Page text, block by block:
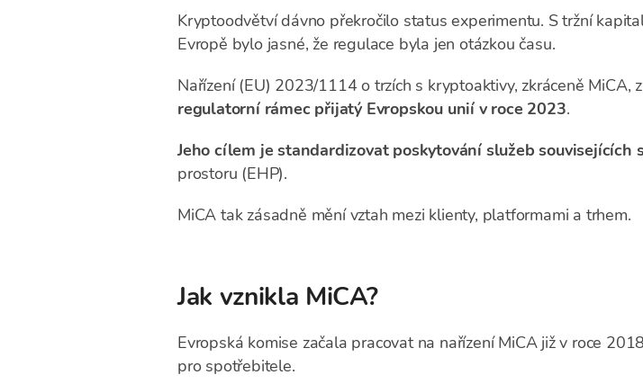
Kryptoodvětví dávno překročilo status experimentu. S tržní
Evropě bylo jasné, že regulace byla jen otázkou času.
Nařízení (EU) 2023/1114 o trzích s kryptoaktivy, zkráceně
regulatorní rámec přijatý Evropskou unií v roce 2023.
Jeho cílem je standardizovat poskytování služeb souvisejících
prostoru (EHP).
MiCA tak zásadně mění vztah mezi klienty, platformami a trhem.
Jak vznikla MiCA?
Evropská komise začala pracovat na nařízení MiCA již v roce
pro spotřebitele.